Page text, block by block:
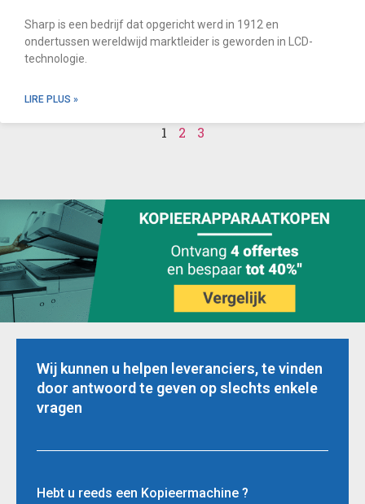
Sharp is een bedrijf dat opgericht werd in 1912 en
ondertussen wereldwijd marktleider is geworden in LCD-
technologie.
LIRE PLUS »
1 2 3
Wij kunnen u helpen leveranciers, te vinden
door antwoord te geven op slechts enkele
vragen
Hebt u reeds een Kopieermachine ?